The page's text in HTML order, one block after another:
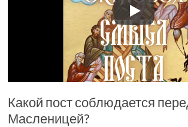
Какой пост соблюдается
Масленицей?